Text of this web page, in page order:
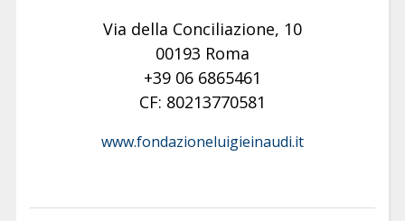
Via della Conciliazione, 10
00193 Roma
+39 06 6865461
CF: 80213770581
www.fondazioneluigieinaudi.it